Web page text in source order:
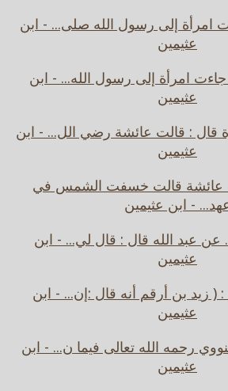
امرأة إلى رسول الله صلى... - ابن
عثيمين
امرأة إلى رسول الله... - ابن
عثيمين
قال : قالت عائشة رضي الل... - ابن
عثيمين
عائشة قالت خسفت الشمس في
- ابن عثيمين
عن عبد الله قال : قال لي... - ابن
عثيمين
( زيد بن أرقم أنه قال :إن... - ابن
عثيمين
رحمه الله تعالى فيما ن... - ابن
عثيمين